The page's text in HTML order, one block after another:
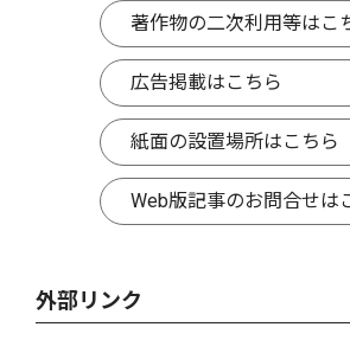
著作物の二次利用等はこ
広告掲載はこちら
紙面の設置場所はこちら
Web版記事のお問合せは
外部リンク